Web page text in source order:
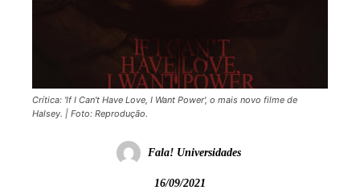
Crítica: 'If I Can't Have Love, I Want Power', o mais novo filme de
Halsey. | Foto: Reprodução.
Fala! Universidades
16/09/2021